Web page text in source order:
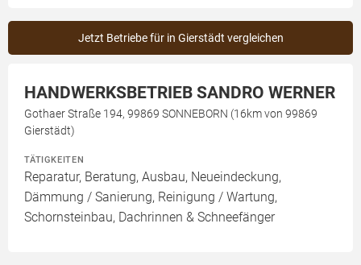
Jetzt Betriebe für in Gierstädt vergleichen
HANDWERKSBETRIEB SANDRO WERNER
Gothaer Straße 194, 99869 SONNEBORN (16km von 99869
Gierstädt)
TÄTIGKEITEN
Reparatur, Beratung, Ausbau, Neueindeckung,
Dämmung / Sanierung, Reinigung / Wartung,
Schornsteinbau, Dachrinnen & Schneefänger